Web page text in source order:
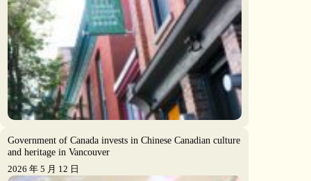
Government of Canada invests in Chinese Canadian culture
and heritage in Vancouver
2026 年 5 月 12 日